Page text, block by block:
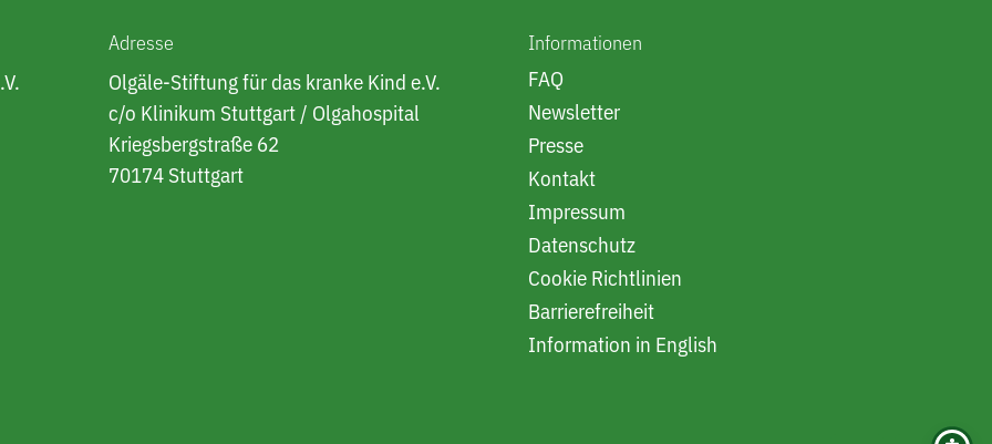
Adresse
Olgäle-Stiftung für das kranke Kind e.V.
c/o Klinikum Stuttgart / Olgahospital
Kriegsbergstraße 62
70174 Stuttgart
Informationen
FAQ
Newsletter
Presse
Kontakt
Impressum
Datenschutz
Cookie Richtlinien
Barrierefreiheit
Information in English